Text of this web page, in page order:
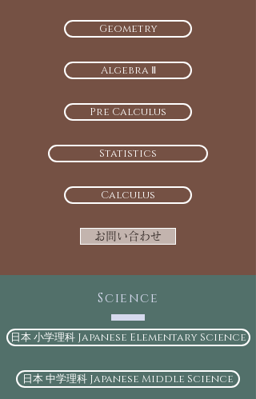
Geometry
Algebra Ⅱ
Pre Calculus
Statistics
Calculus
お問い合わせ
Science
日本 小学理科 Japanese Elementary Science
日本 中学理科 Japanese Middle Science